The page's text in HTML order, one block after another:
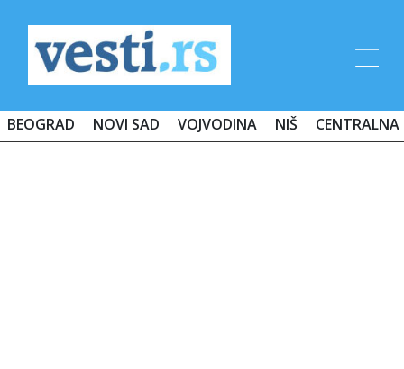
BEOGRAD NOVI SAD VOJVODINA NIŠ CENTRALNA